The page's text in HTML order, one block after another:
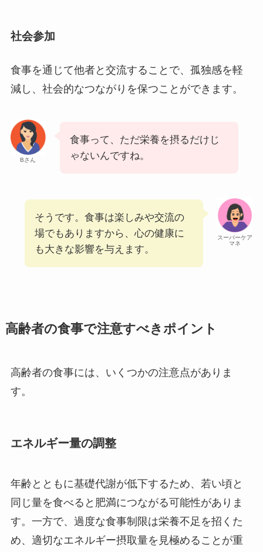
社会参加
食事を通じて他者と交流することで、孤独感を軽
減し、社会的なつながりを保つことができます。
Bさん
食事って、ただ栄養を摂るだけじ
ゃないんですね。
スーパーケア
マネ
そうです。食事は楽しみや交流の
場でもありますから、心の健康に
も大きな影響を与えます。
高齢者の食事で注意すべきポイント
高齢者の食事には、いくつかの注意点がありま
す。
エネルギー量の調整
年齢とともに基礎代謝が低下するため、若い頃と
同じ量を食べると肥満につながる可能性がありま
す。一方で、過度な食事制限は栄養不足を招くた
め、適切なエネルギー摂取量を見極めることが重